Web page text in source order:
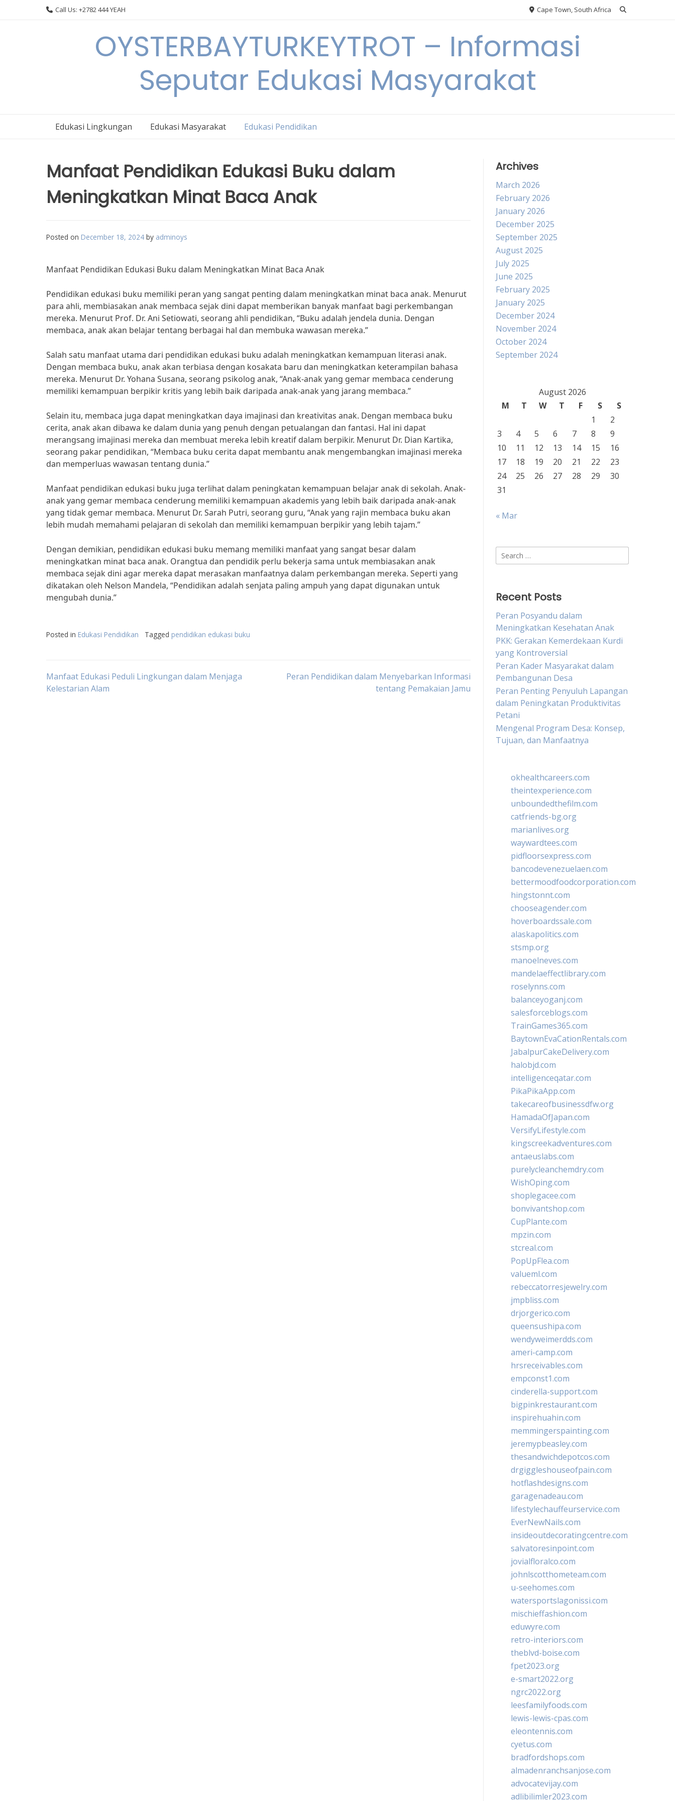
Call Us: +2782 444 YEAH Cape Town, South Africa
OYSTERBAYTURKEYTROT – Informasi
Seputar Edukasi Masyarakat
Edukasi Lingkungan Edukasi Masyarakat Edukasi Pendidikan
Manfaat Pendidikan Edukasi Buku dalam
Meningkatkan Minat Baca Anak
Posted on December 18, 2024 by adminoys
Manfaat Pendidikan Edukasi Buku dalam Meningkatkan Minat Baca Anak
Pendidikan edukasi buku memiliki peran yang sangat penting dalam meningkatkan minat baca anak. Menurut
para ahli, membiasakan anak membaca sejak dini dapat memberikan banyak manfaat bagi perkembangan
mereka. Menurut Prof. Dr. Ani Setiowati, seorang ahli pendidikan, “Buku adalah jendela dunia. Dengan
membaca, anak akan belajar tentang berbagai hal dan membuka wawasan mereka.”
Salah satu manfaat utama dari pendidikan edukasi buku adalah meningkatkan kemampuan literasi anak.
Dengan membaca buku, anak akan terbiasa dengan kosakata baru dan meningkatkan keterampilan bahasa
mereka. Menurut Dr. Yohana Susana, seorang psikolog anak, “Anak-anak yang gemar membaca cenderung
memiliki kemampuan berpikir kritis yang lebih baik daripada anak-anak yang jarang membaca.”
Selain itu, membaca juga dapat meningkatkan daya imajinasi dan kreativitas anak. Dengan membaca buku
cerita, anak akan dibawa ke dalam dunia yang penuh dengan petualangan dan fantasi. Hal ini dapat
merangsang imajinasi mereka dan membuat mereka lebih kreatif dalam berpikir. Menurut Dr. Dian Kartika,
seorang pakar pendidikan, “Membaca buku cerita dapat membantu anak mengembangkan imajinasi mereka
dan memperluas wawasan tentang dunia.”
Manfaat pendidikan edukasi buku juga terlihat dalam peningkatan kemampuan belajar anak di sekolah. Anak-
anak yang gemar membaca cenderung memiliki kemampuan akademis yang lebih baik daripada anak-anak
yang tidak gemar membaca. Menurut Dr. Sarah Putri, seorang guru, “Anak yang rajin membaca buku akan
lebih mudah memahami pelajaran di sekolah dan memiliki kemampuan berpikir yang lebih tajam.”
Dengan demikian, pendidikan edukasi buku memang memiliki manfaat yang sangat besar dalam
meningkatkan minat baca anak. Orangtua dan pendidik perlu bekerja sama untuk membiasakan anak
membaca sejak dini agar mereka dapat merasakan manfaatnya dalam perkembangan mereka. Seperti yang
dikatakan oleh Nelson Mandela, “Pendidikan adalah senjata paling ampuh yang dapat digunakan untuk
mengubah dunia.”
Posted in Edukasi Pendidikan Tagged pendidikan edukasi buku
Post
Manfaat Edukasi Peduli Lingkungan dalam Menjaga
Kelestarian Alam
Peran Pendidikan dalam Menyebarkan Informasi
tentang Pemakaian Jamu
Archives
March 2026
February 2026
January 2026
December 2025
September 2025
August 2025
July 2025
June 2025
February 2025
January 2025
December 2024
November 2024
October 2024
September 2024
August 2026
M
T W T F S
S
1
2
3
4 5 6 7 8
9
10
11 12 13 14 15
16
17
18 19 20 21 22
23
24
25 26 27 28 29
30
31
« Mar
Search
for:
Recent Posts
Peran Posyandu dalam
Meningkatkan Kesehatan Anak
PKK: Gerakan Kemerdekaan Kurdi
yang Kontroversial
Peran Kader Masyarakat dalam
Pembangunan Desa
Peran Penting Penyuluh Lapangan
dalam Peningkatan Produktivitas
Petani
Mengenal Program Desa: Konsep,
Tujuan, dan Manfaatnya
okhealthcareers.com
theintexperience.com
unboundedthefilm.com
catfriends-bg.org
marianlives.org
waywardtees.com
pidfloorsexpress.com
bancodevenezuelaen.com
bettermoodfoodcorporation.com
hingstonnt.com
chooseagender.com
hoverboardssale.com
alaskapolitics.com
stsmp.org
manoelneves.com
mandelaeffectlibrary.com
roselynns.com
balanceyoganj.com
salesforceblogs.com
TrainGames365.com
BaytownEvaCationRentals.com
JabalpurCakeDelivery.com
halobjd.com
intelligenceqatar.com
PikaPikaApp.com
takecareofbusinessdfw.org
HamadaOfJapan.com
VersifyLifestyle.com
kingscreekadventures.com
antaeuslabs.com
purelycleanchemdry.com
WishOping.com
shoplegacee.com
bonvivantshop.com
CupPlante.com
mpzin.com
stcreal.com
PopUpFlea.com
valueml.com
rebeccatorresjewelry.com
jmpbliss.com
drjorgerico.com
queensushipa.com
wendyweimerdds.com
ameri-camp.com
hrsreceivables.com
empconst1.com
cinderella-support.com
bigpinkrestaurant.com
inspirehuahin.com
memmingerspainting.com
jeremypbeasley.com
thesandwichdepotcos.com
drgiggleshouseofpain.com
hotflashdesigns.com
garagenadeau.com
lifestylechauffeurservice.com
EverNewNails.com
insideoutdecoratingcentre.com
salvatoresinpoint.com
jovialfloralco.com
johnlscotthometeam.com
u-seehomes.com
watersportslagonissi.com
mischieffashion.com
eduwyre.com
retro-interiors.com
theblvd-boise.com
fpet2023.org
e-smart2022.org
ngrc2022.org
leesfamilyfoods.com
lewis-lewis-cpas.com
eleontennis.com
cyetus.com
bradfordshops.com
almadenranchsanjose.com
advocatevijay.com
adlibilimler2023.com